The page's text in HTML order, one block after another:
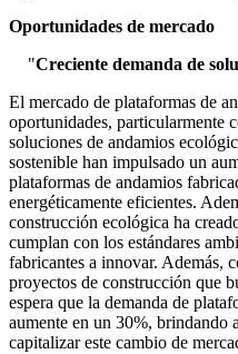
Oportunidades de mercado
"Creciente demanda de
El mercado de plataformas de
oportunidades, particularmente
soluciones de andamios
sostenible han impulsado un
plataformas de andamios
energéticamente eficientes.
construcción ecológica ha
cumplan con los estándares
fabricantes a innovar. Además,
proyectos de construcción que
espera que la demanda de
aumente en un 30%, brindando
capitalizar este cambio de